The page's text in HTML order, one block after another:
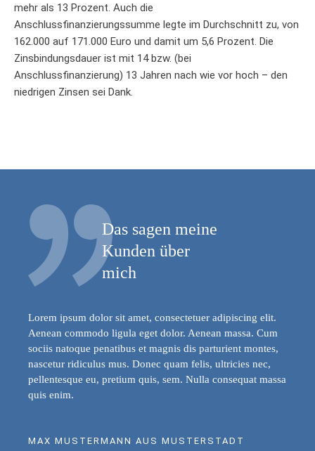
mehr als 13 Prozent. Auch die
Anschlussfinanzierungssumme legte im Durchschnitt zu, von
162.000 auf 171.000 Euro und damit um 5,6 Prozent. Die
Zinsbindungsdauer ist mit 14 bzw. (bei
Anschlussfinanzierung) 13 Jahren nach wie vor hoch – den
niedrigen Zinsen sei Dank.
Das sagen meine
Kunden über
mich
Lorem ipsum dolor sit amet, consectetuer adipiscing elit.
Aenean commodo ligula eget dolor. Aenean massa. Cum
sociis natoque penatibus et magnis dis parturient montes,
nascetur ridiculus mus. Donec quam felis, ultricies nec,
pellentesque eu, pretium quis, sem. Nulla consequat massa
quis enim.
MAX MUSTERMANN AUS MUSTERSTADT